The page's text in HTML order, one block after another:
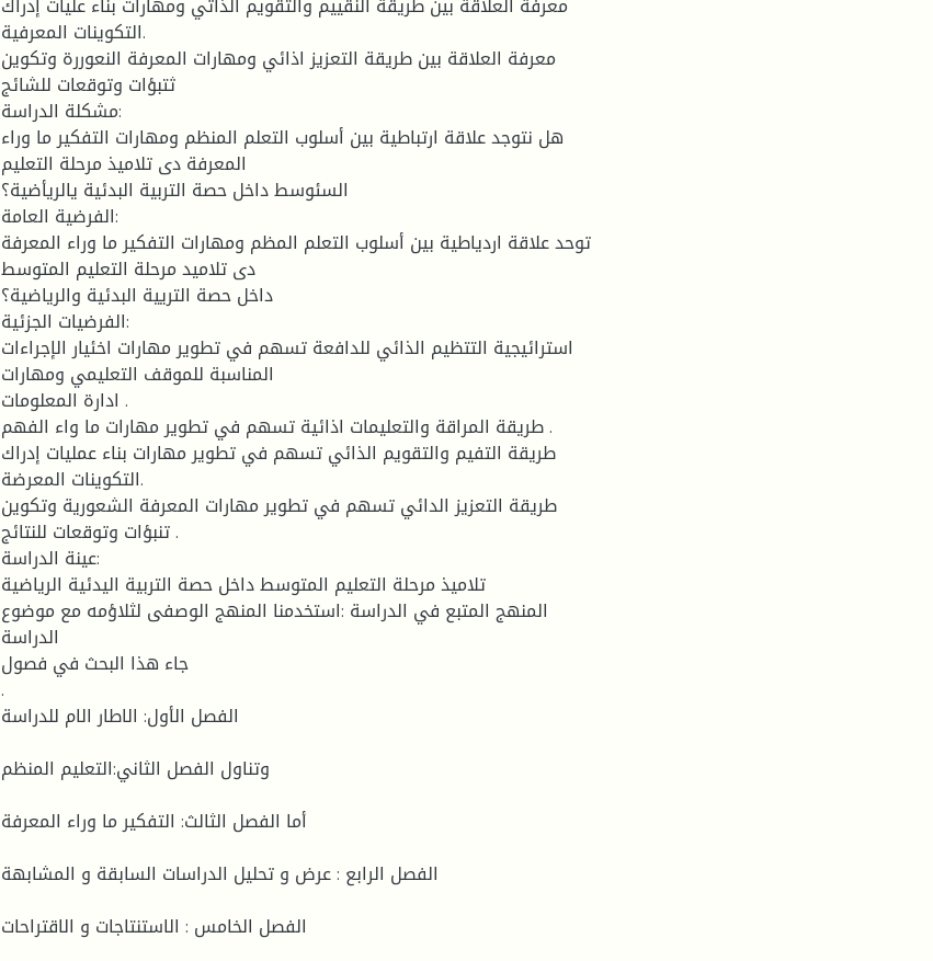
التكوينات المعرفية.
معرفة العلاقة بين طريقة التعزيز اذائي ومهارات المعرفة النعوررة وتكوين
ثتبؤات وتوقعات للشائج
مشكلة الدراسة:
هل نتوجد علاقة ارتباطية بين أسلوب التعلم المنظم ومهارات التفكير ما وراء
المعرفة دى تلاميذ مرحلة التعليم
السئوسط داخل حصة التربية البدئية يالريأضية؟
الفرضية العامة:
توحد علاقة اردياطية بين أسلوب التعلم المظم ومهارات التفكير ما وراء المعرفة
دى تلاميد مرحلة التعليم المتوسط
داخل حصة التريية البدئية والرياضية؟
الفرضيات الجزئية:
استرائيجية التتظيم الذائي للدافعة تسهم في تطوير مهارات اخئيار الإجراءات
المناسبة للموقف التعليمي ومهارات
ادارة المعلومات .
طريقة المراقة والتعليمات اذائية تسهم في تطوير مهارات ما واء الفهم .
طريقة التفيم والتقويم الذائي تسهم في تطوير مهارات بناء عمليات إدراك
التكوينات المعرضة.
طريقة التعزيز الدائي تسهم في تطوير مهارات المعرفة الشعورية وتكوين
تنبؤات وتوقعات للنتائج .
عينة الدراسة:
تلاميذ مرحلة التعليم المتوسط داخل حصة التربية اليدئية الرياضية
المنهج المتبع في الدراسة :استخدمنا المنهج الوصفى لثلاؤمه مع موضوع
الدراسة
جاء هذا البحث في فصول
.
الفصل الأول: الاطار الام للدراسة
وتناول الفصل الثاني:التعليم المنظم
أما الفصل الثالث: التفكير ما وراء المعرفة
الفصل الرابع : عرض و تحليل الدراسات السابقة و المشابهة
الفصل الخامس : الاستنتاجات و الاقتراحات